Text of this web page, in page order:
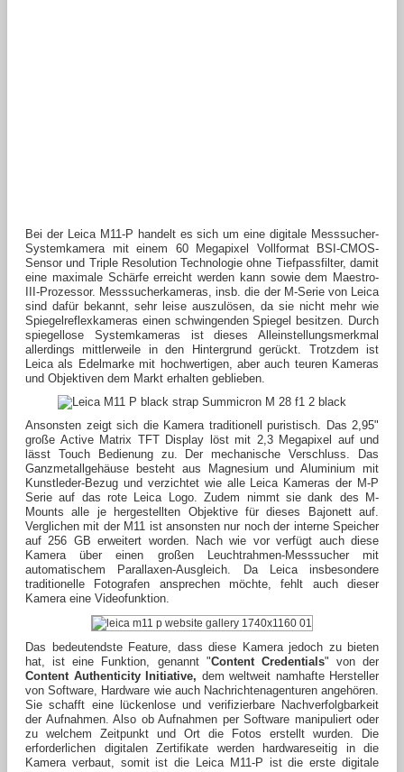
Bei der Leica M11-P handelt es sich um eine digitale Messsucher-
Systemkamera mit einem 60 Megapixel Vollformat BSI-CMOS-
Sensor und Triple Resolution Technologie ohne Tiefpassfilter, damit
eine maximale Schärfe erreicht werden kann sowie dem Maestro-
III-Prozessor. Messsucherkameras, insb. die der M-Serie von Leica
sind dafür bekannt, sehr leise auszulösen, da sie nicht mehr wie
Spiegelreflexkameras einen schwingenden Spiegel besitzen. Durch
spiegellose Systemkameras ist dieses Alleinstellungsmerkmal
allerdings mittlerweile in den Hintergrund gerückt. Trotzdem ist
Leica als Edelmarke mit hochwertigen, aber auch teuren Kameras
und Objektiven dem Markt erhalten geblieben.
Ansonsten zeigt sich die Kamera traditionell puristisch. Das 2,95"
große Active Matrix TFT Display löst mit 2,3 Megapixel auf und
lässt Touch Bedienung zu. Der mechanische Verschluss. Das
Ganzmetallgehäuse besteht aus Magnesium und Aluminium mit
Kunstleder-Bezug und verzichtet wie alle Leica Kameras der M-P
Serie auf das rote Leica Logo. Zudem nimmt sie dank des M-
Mounts alle je hergestellten Objektive für dieses Bajonett auf.
Verglichen mit der M11 ist ansonsten nur noch der interne Speicher
auf 256 GB erweitert worden. Nach wie vor verfügt auch diese
Kamera über einen großen Leuchtrahmen-Messsucher mit
automatischem Parallaxen-Ausgleich.
Da Leica insbesondere
traditionelle Fotografen ansprechen möchte, fehlt auch dieser
Kamera eine Videofunktion.
Das bedeutendste Feature, dass diese Kamera jedoch zu bieten
hat, ist eine Funktion, genannt "Content Credentials" von der
Content Authenticity Initiative, dem weltweit namhafte Hersteller
von Software, Hardware wie auch Nachrichtenagenturen angehören.
Sie schafft eine lückenlose und verifizierbare Nachverfolgbarkeit
der Aufnahmen. Also ob Aufnahmen per Software manipuliert oder
zu welchem Zeitpunkt und Ort die Fotos erstellt wurden. Die
erforderlichen digitalen Zertifikate werden hardwareseitig in die
Kamera verbaut, somit ist die Leica M11-P ist die erste digitale